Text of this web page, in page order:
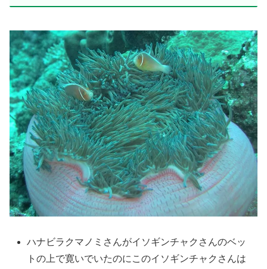
ハナビラクマノミさんがイソギンチャクさんのベッ
トの上で寛いでいたのにこのイソギンチャクさんは